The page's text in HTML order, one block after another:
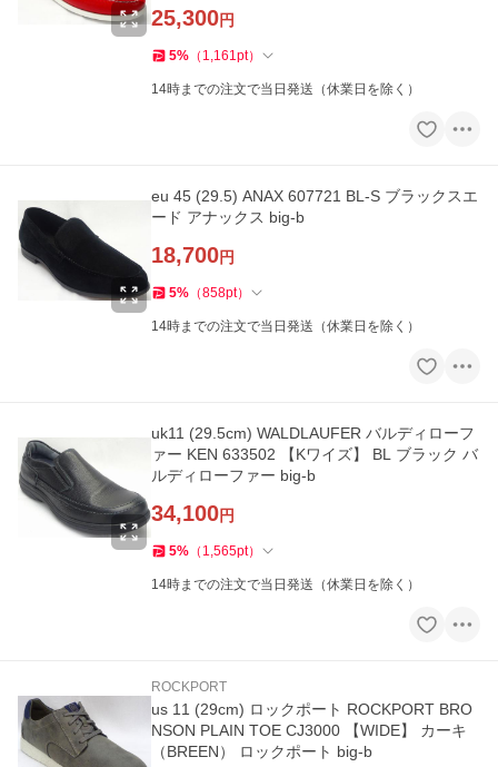
25,300円
5% （ 1,161pt）
14時までの注文で当日発送（休業日を除く）
eu 45 (29.5) ANAX 607721 BL-S ブラックスエ
ード アナックス big-b
18,700円
5% （858pt）
14時までの注文で当日発送（休業日を除く）
uk11 (29.5cm) WALDLAUFER バルディローフ
ァー KEN 633502 【Kワイズ】 BL ブラック バ
ルディローファー big-b
34,100円
5% （ 1,565pt）
14時までの注文で当日発送（休業日を除く）
ROCKPORT
us 11 (29cm) ロックポート ROCKPORT BRO
NSON PLAIN TOE CJ3000 【WIDE】 カーキ
（BREEN） ロックポート big-b